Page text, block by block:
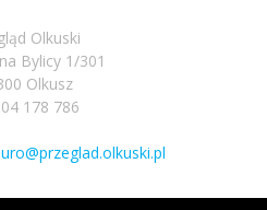
Olkuski
Bylicy 1/301
Olkusz
178 786